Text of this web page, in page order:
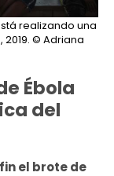
realizando una
© Adriana
Ébola
del
el brote de